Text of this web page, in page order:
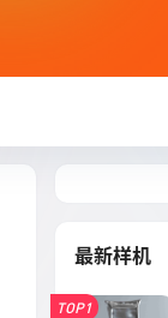
最新样机
TOP1